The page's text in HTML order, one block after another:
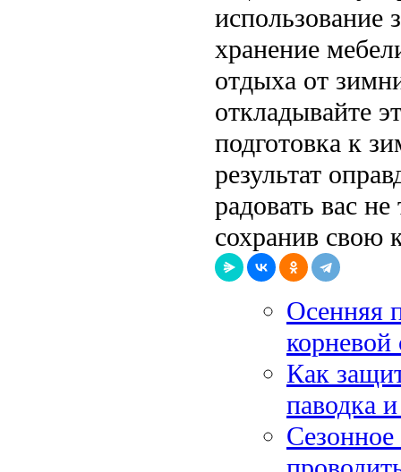
использование
хранение
отдыха от
откладывайте
подготовка к
результат
радовать вас
сохранив свою
Осенняя
Как
паводка
Сезонное